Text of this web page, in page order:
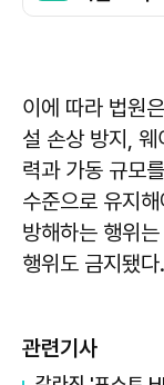
이에 따라 법원
설 손상 방지,
력과 가동 규모
수준으로 유지
방해하는 행위
행위도 금지됐다.
관련기사